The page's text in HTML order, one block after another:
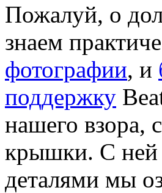
Пожалуй, о
знаем
фотографии, и
поддержку
нашего взора,
крышки. С ней
деталями мы